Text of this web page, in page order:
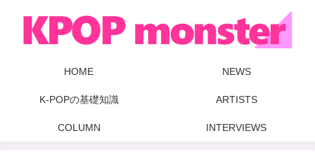
HOME NEWS
K-POPの基礎知識 ARTISTS
COLUMN INTERVIEWS